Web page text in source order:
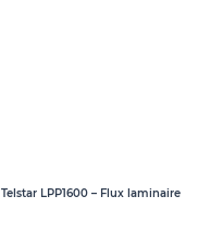
Telstar LPP1600 – Flux laminaire